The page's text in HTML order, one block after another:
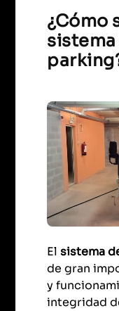
¿Cómo
Elsistema
de gran
y
integridad